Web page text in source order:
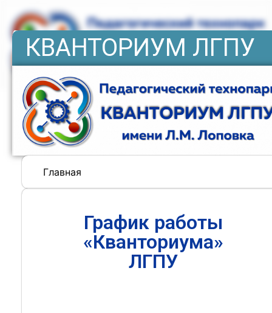
КВАНТОРИУМ ЛГПУ
Главная
График работы
«Кванториума»
ЛГПУ